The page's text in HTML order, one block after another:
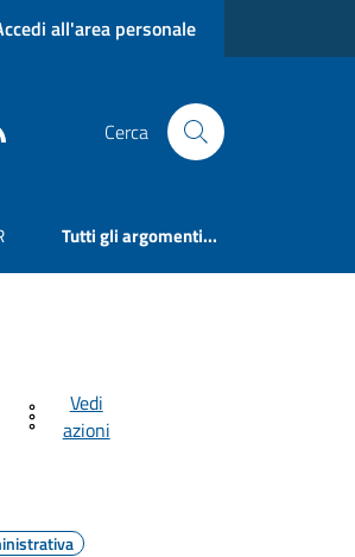
all'area personale
Cerca
Tutti gli argomenti...
Vedi
azioni